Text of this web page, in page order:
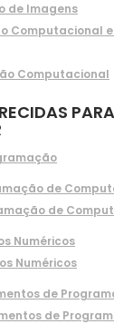
de Imagens
Computacional
Computacional
de
de
Numéricos
Numéricos
de
de